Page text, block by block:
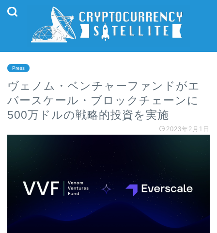
Press
ヴェノム・ベンチャーファンドがエ
バースケール・ブロックチェーンに
500万ドルの戦略的投資を実施
2023年2月1日